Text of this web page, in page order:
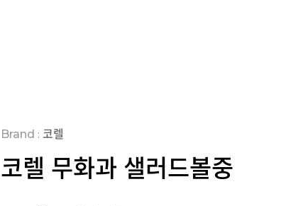
Brand :코렐
코렐 무화과 샐러드볼중